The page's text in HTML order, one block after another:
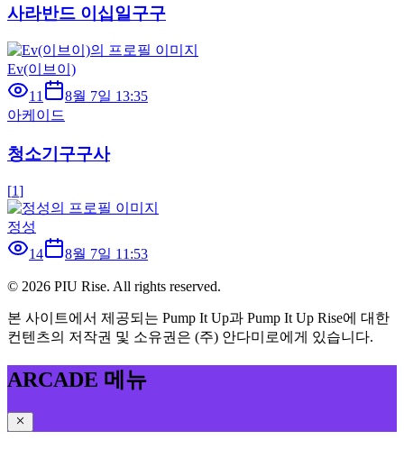
사라반드 이십일구구
Ev(이브이)
11
8월 7일 13:35
아케이드
청소기구구사
[1]
정성
14
8월 7일 11:53
© 2026 PIU Rise. All rights reserved.
본 사이트에서 제공되는 Pump It Up과 Pump It Up Rise에 대한
컨텐츠의 저작권 및 소유권은 (주) 안다미로에게 있습니다.
ARCADE 메뉴